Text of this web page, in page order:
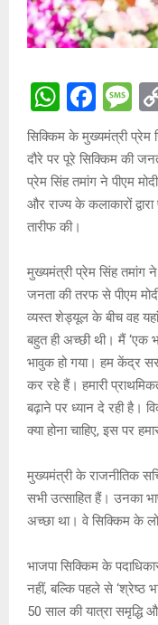
W
h
at
s
A
p
p
F
a
ce
b
o
k
M
s
a
g
सिक्किम के मुख्यमंत्री प्रेम
दौरे पर पूरे सिक्किम की
प्रेम सिंह तमांग ने पीएम
और राज्य के कलाकारों
तारीफ की।
मुख्यमंत्री प्रेम सिंह तमांग
जनता की तरफ से पीएम
व्यस्त शेड्यूल के बीच वह
बहुत ही अच्छी थी। मैं ‘एक
भावुक हो गया। हम केंद्र
कर रहे हैं। हमारी
बढ़ाने पर ध्यान दे रही है।
क्या होना चाहिए, इस पर
मुख्यमंत्री के राजनीतिक
सभी उत्साहित हैं। उनका
अच्छा था। वे सिक्किम के
भाजपा सिक्किम के
नहीं, बल्कि पहले से ‘श्रेष्ठ
50 साल की यात्रा समृद्धि